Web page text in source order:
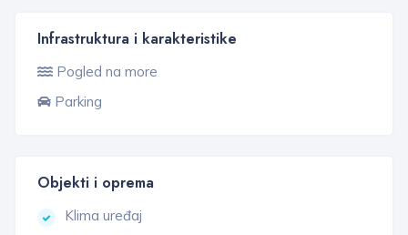
Infrastruktura i karakteristike
Pogled na more
Parking
Objekti i oprema
Klima uređaj